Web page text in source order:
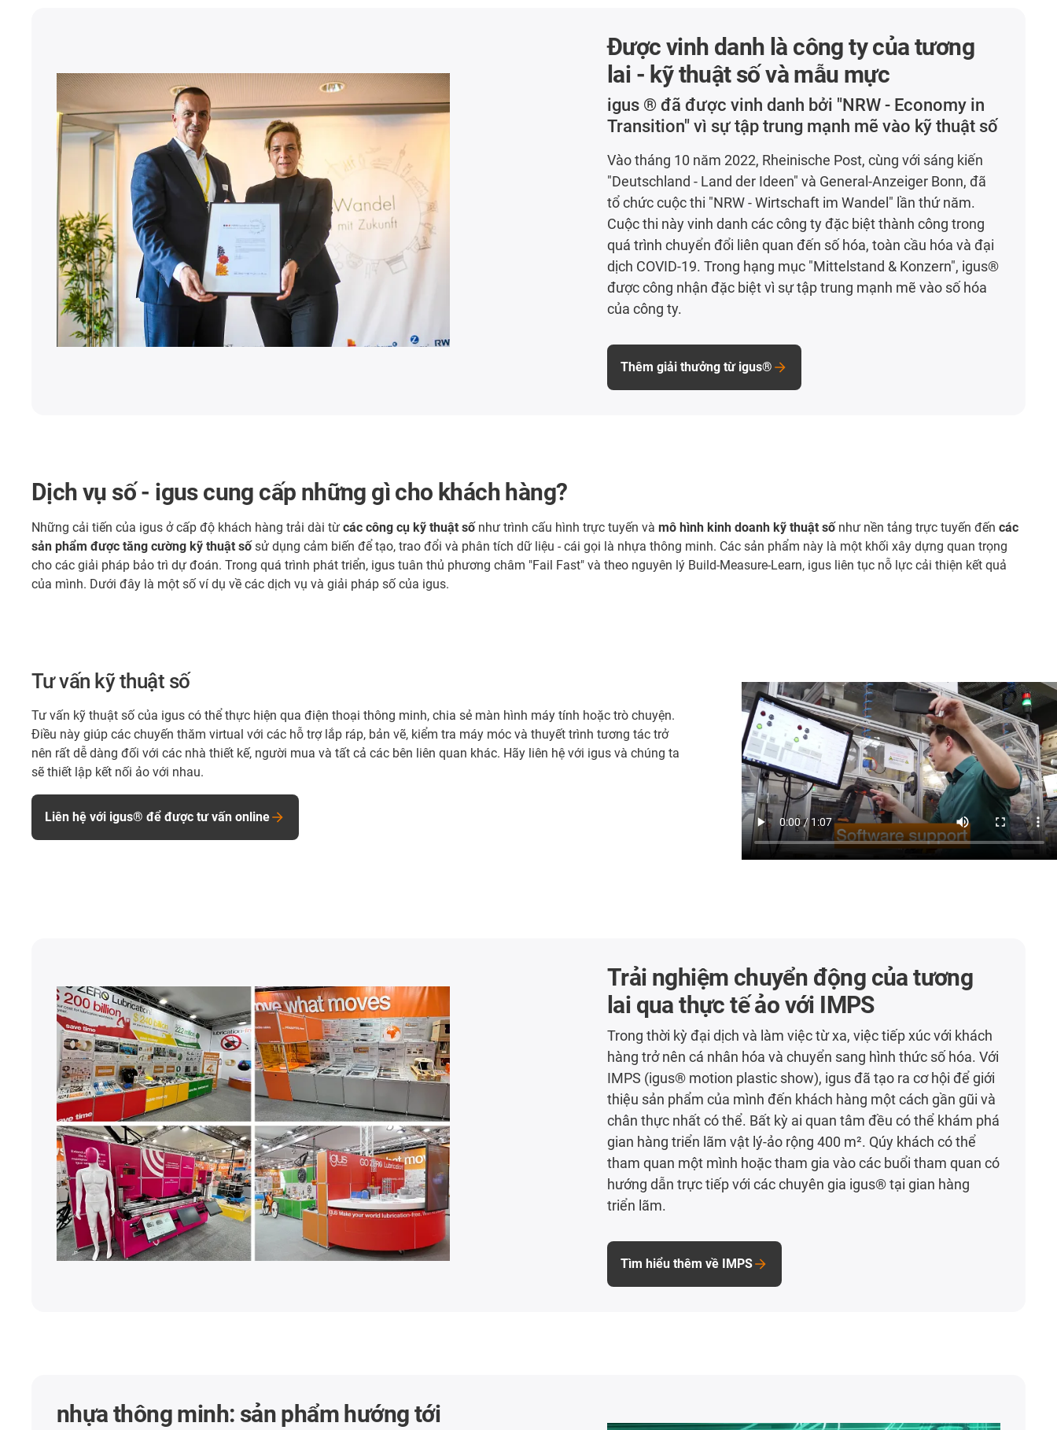
Được vinh danh là công ty của tương
lai - kỹ thuật số và mẫu mực
igus ® đã được vinh danh bởi "NRW - Economy in
Transition" vì sự tập trung mạnh mẽ vào kỹ thuật số
Vào tháng 10 năm 2022, Rheinische Post, cùng với sáng kiến
"Deutschland - Land der Ideen" và General-Anzeiger Bonn, đã
tổ chức cuộc thi "NRW - Wirtschaft im Wandel" lần thứ năm.
Cuộc thi này vinh danh các công ty đặc biệt thành công trong
quá trình chuyển đổi liên quan đến số hóa, toàn cầu hóa và đại
dịch COVID-19. Trong hạng mục "Mittelstand & Konzern", igus®
được công nhận đặc biệt vì sự tập trung mạnh mẽ vào số hóa
của công ty.
Thêm giải thưởng từ igus®
Dịch vụ số - igus cung cấp những gì cho khách hàng?
Những cải tiến của igus ở cấp độ khách hàng trải dài từ các công cụ kỹ thuật sốnhư trình cấu hình trực tuyến và mô hình kinh doanh kỹ thuật sốnhư nền tảng trực tuyến đến các
sản phẩm được tăng cường kỹ thuật sốsử dụng cảm biến để tạo, trao đổi và phân tích dữ liệu - cái gọi là nhựa thông minh. Các sản phẩm này là một khối xây dựng quan trọng
cho các giải pháp bảo trì dự đoán. Trong quá trình phát triển, igus tuân thủ phương châm "Fail Fast" và theo nguyên lý Build-Measure-Learn, igus liên tục nỗ lực cải thiện kết quả
của mình. Dưới đây là một số ví dụ về các dịch vụ và giải pháp số của igus.
Tư vấn kỹ thuật số
Tư vấn kỹ thuật số của igus có thể thực hiện qua điện thoại thông minh, chia sẻ màn hình máy tính hoặc trò chuyện.
Điều này giúp các chuyến thăm virtual với các hỗ trợ lắp ráp, bản vẽ, kiểm tra máy móc và thuyết trình tương tác trở
nên rất dễ dàng đối với các nhà thiết kế, người mua và tất cả các bên liên quan khác. Hãy liên hệ với igus và chúng ta
sẽ thiết lập kết nối ảo với nhau.
Liên hệ với igus® để được tư vấn online
Trải nghiệm chuyển động của tương
lai qua thực tế ảo với IMPS
Trong thời kỳ đại dịch và làm việc từ xa, việc tiếp xúc với khách
hàng trở nên cá nhân hóa và chuyển sang hình thức số hóa. Với
IMPS (igus® motion plastic show), igus đã tạo ra cơ hội để giới
thiệu sản phẩm của mình đến khách hàng một cách gần gũi và
chân thực nhất có thể. Bất kỳ ai quan tâm đều có thể khám phá
gian hàng triển lãm vật lý-ảo rộng 400 m². Qúy khách có thể
tham quan một mình hoặc tham gia vào các buổi tham quan có
hướng dẫn trực tiếp với các chuyên gia igus® tại gian hàng
triển lãm.
Tìm hiểu thêm về IMPS
nhựa thông minh: sản phẩm hướng tới